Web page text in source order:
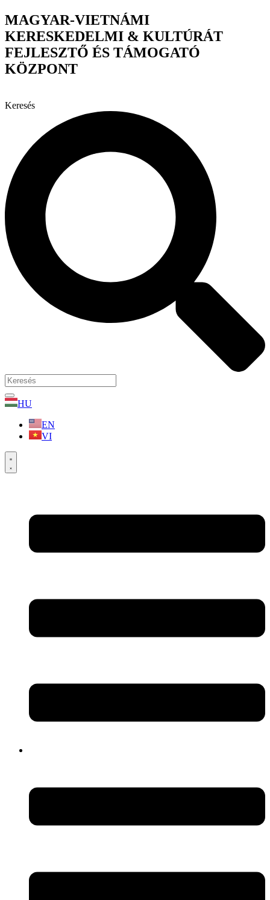
Ugrás
a
tartalomhoz
MAGYAR-VIETNÁMI
KERESKEDELMI & KULTÚRÁT
FEJLESZTŐ ÉS TÁMOGATÓ
KÖZPONT
Keresés
HU
EN
VI